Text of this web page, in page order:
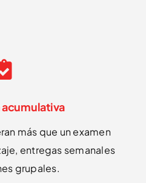
más que un examen
entregas semanales
grupales.